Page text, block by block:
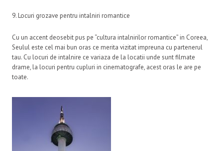
9. Locuri grozave pentru intalniri romantice
Cu un accent deosebit pus pe “cultura intalnirilor romantice” in Coreea,
Seulul este cel mai bun oras ce merita vizitat impreuna cu partenerul
tau. Cu locuri de intalnire ce variaza de la locatii unde sunt filmate
drame, la locuri pentru cupluri in cinematografe, acest oras le are pe
toate.